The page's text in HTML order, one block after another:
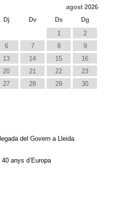
agost 2026
Dj Dv Ds
Dg
1
2
6 7 8
9
13 14 15
16
20 21 22
23
27 28 29
30
del Govern a Lleida
anys d’Europa